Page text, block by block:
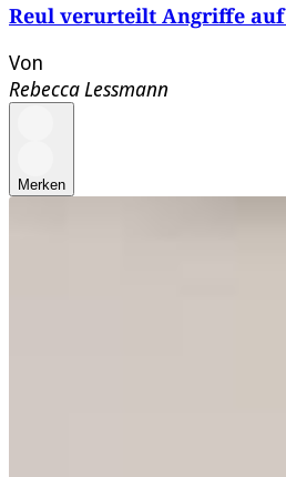
Reul verurteilt Angriffe
Von
Rebecca Lessmann
Merken